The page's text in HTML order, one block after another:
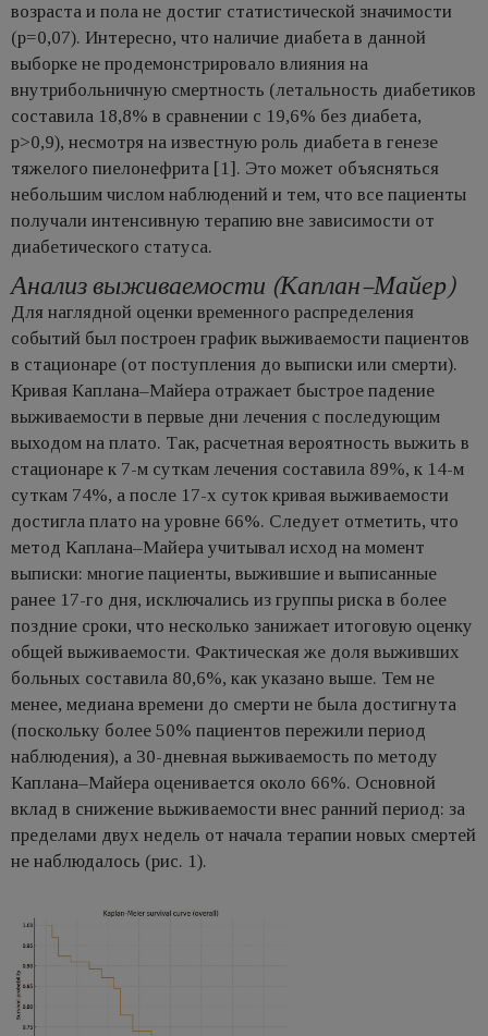
возраста и пола не достиг статистической значимости
(p=0,07). Интересно, что наличие диабета в данной
выборке не продемонстрировало влияния на
внутрибольничную смертность (летальность диабетиков
составила 18,8% в сравнении с 19,6% без диабета,
p>0,9), несмотря на известную роль диабета в генезе
тяжелого пиелонефрита [1]. Это может объясняться
небольшим числом наблюдений и тем, что все пациенты
получали интенсивную терапию вне зависимости от
диабетического статуса.
Анализ выживаемости (Каплан–Майер)
Для наглядной оценки временного распределения
событий был построен график выживаемости пациентов
в стационаре (от поступления до выписки или смерти).
Кривая Каплана–Майера отражает быстрое падение
выживаемости в первые дни лечения с последующим
выходом на плато. Так, расчетная вероятность выжить в
стационаре к 7-м суткам лечения составила 89%, к 14-м
суткам 74%, а после 17-х суток кривая выживаемости
достигла плато на уровне 66%. Следует отметить, что
метод Каплана–Майера учитывал исход на момент
выписки: многие пациенты, выжившие и выписанные
ранее 17-го дня, исключались из группы риска в более
поздние сроки, что несколько занижает итоговую оценку
общей выживаемости. Фактическая же доля выживших
больных составила 80,6%, как указано выше. Тем не
менее, медиана времени до смерти не была достигнута
(поскольку более 50% пациентов пережили период
наблюдения), а 30-дневная выживаемость по методу
Каплана–Майера оценивается около 66%. Основной
вклад в снижение выживаемости внес ранний период: за
пределами двух недель от начала терапии новых смертей
не наблюдалось (рис. 1).